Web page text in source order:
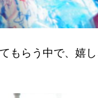
もらう中で、嬉